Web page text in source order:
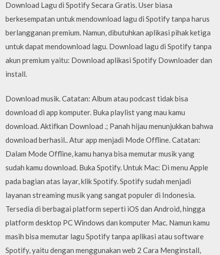
Download Lagu di Spotify Secara Gratis. User biasa
berkesempatan untuk mendownload lagu di Spotify tanpa harus
berlangganan premium. Namun, dibutuhkan aplikasi pihak ketiga
untuk dapat mendownload lagu. Download lagu di Spotify tanpa
akun premium yaitu: Download aplikasi Spotify Downloader dan
install.
Download musik. Catatan: Album atau podcast tidak bisa
download di app komputer. Buka playlist yang mau kamu
download. Aktifkan Download .; Panah hijau menunjukkan bahwa
download berhasil.. Atur app menjadi Mode Offline. Catatan:
Dalam Mode Offline, kamu hanya bisa memutar musik yang
sudah kamu download. Buka Spotify. Untuk Mac: Di menu Apple
pada bagian atas layar, klik Spotify. Spotify sudah menjadi
layanan streaming musik yang sangat populer di Indonesia.
Tersedia di berbagai platform seperti iOS dan Android, hingga
platform desktop PC Windows dan komputer Mac. Namun kamu
masih bisa memutar lagu Spotify tanpa aplikasi atau software
Spotify, yaitu dengan menggunakan web 2 Cara Menginstall,